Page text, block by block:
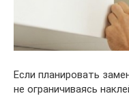
Если планировать
не ограничиваясь